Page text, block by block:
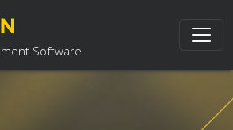
Software